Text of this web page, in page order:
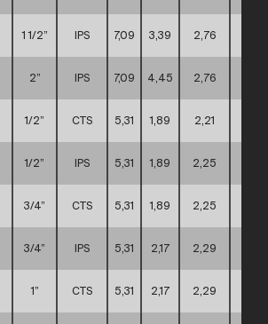
1 1/2” IPS 7,09 3,39 2,76
2” IPS 7,09 4,45 2,76
1/2” CTS 5,31 1,89 2,21
1/2” IPS 5,31 1,89 2,25
3/4” CTS 5,31 1,89 2,25
3/4” IPS 5,31 2,17 2,29
1” CTS 5,31 2,17 2,29